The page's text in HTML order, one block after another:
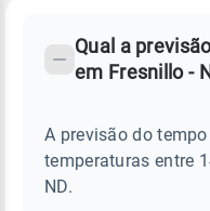
FRESNILLO
Perguntas
sobre
chuva
Qual a
em Fresnillo -
A previsão do
temperaturas entre
ND.